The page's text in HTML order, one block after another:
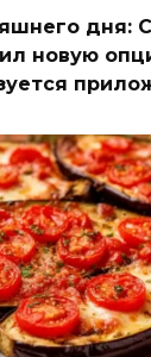
дня:
новую